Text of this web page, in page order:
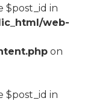
$post_id in
web-
on
$post_id in